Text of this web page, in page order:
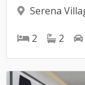
Serena
2 2